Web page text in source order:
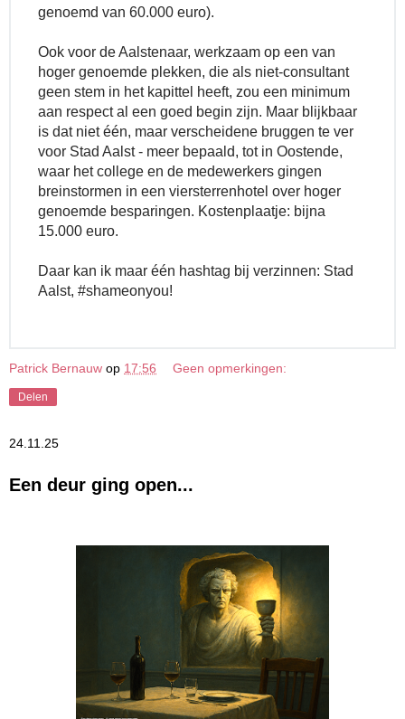
genoemd van 60.000 euro).
Ook voor de Aalstenaar, werkzaam op een van
hoger genoemde plekken, die als niet-consultant
geen stem in het kapittel heeft, zou een minimum
aan respect al een goed begin zijn. Maar blijkbaar
is dat niet één, maar verscheidene bruggen te ver
voor Stad Aalst - meer bepaald, tot in Oostende,
waar het college en de medewerkers gingen
breinstormen in een viersterrenhotel over hoger
genoemde besparingen. Kostenplaatje: bijna
15.000 euro.
Daar kan ik maar één hashtag bij verzinnen: Stad
Aalst, #shameonyou!
Patrick Bernauw op 17:56 Geen opmerkingen:
Delen
24.11.25
Een deur ging open...